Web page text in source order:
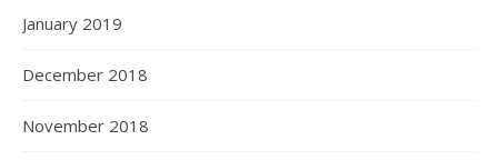
January 2019
December 2018
November 2018